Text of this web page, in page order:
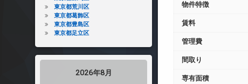
物件特徴
賃料
管理費
間取り
専有面積
東京都荒川区
東京都葛飾区
東京都豊島区
東京都足立区
2026年8月